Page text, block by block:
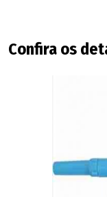
Confira os